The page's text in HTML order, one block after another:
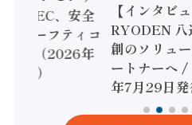
/ IDEC、安全
すセーフティコ
ーラ（2026年
発行）
【インタビュ
RYODEN 八
創のソリュ
ートナーへ
年7月29日発